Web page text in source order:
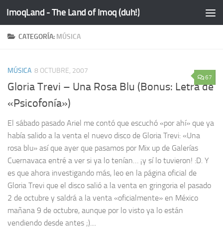
Saltar al contenido
ImoqLand - The Land of Imoq (duh!)
CATEGORÍA: MÚSICA
67
MÚSICA 8 OCTUBRE, 2007
Gloria Trevi – Una Rosa Blu (Bonus: Letra de
«Psicofonía»)
El sábado pasado Ariel me contó que escuchó «por ahí» que ya
había salido a la venta el nuevo disco de Gloria Trevi: «Una
rosa blu» así que ayer que pasamos por Mix up de Galerías
Cuernavaca entré a ver si ya lo tenían… ¡y sí lo tuvieron! :D. Y
es que ahora investigando más, leo en la página oficial de
Gloria Trevi que el disco salió a la venta en gringoria el pasado
2 de octubre y saldrá a la venta «oficialmente» en México
mañana 9 de octubre, aunque por lo visto ya lo están
vendiendo desde antes ;)....